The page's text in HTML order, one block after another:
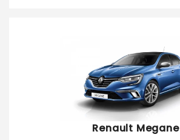
Renault Megane